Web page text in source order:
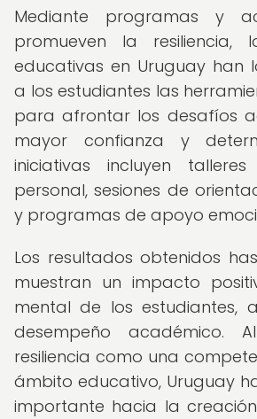
Mediante programas y
promueven la resiliencia,
educativas en Uruguay han
a los estudiantes las
para afrontar los desafíos
mayor confianza y
iniciativas incluyen
personal, sesiones de
y programas de apoyo
Los resultados obtenidos
muestran un impacto
mental de los estudiantes,
desempeño académico.
resiliencia como una
ámbito educativo, Uruguay
importante hacia la